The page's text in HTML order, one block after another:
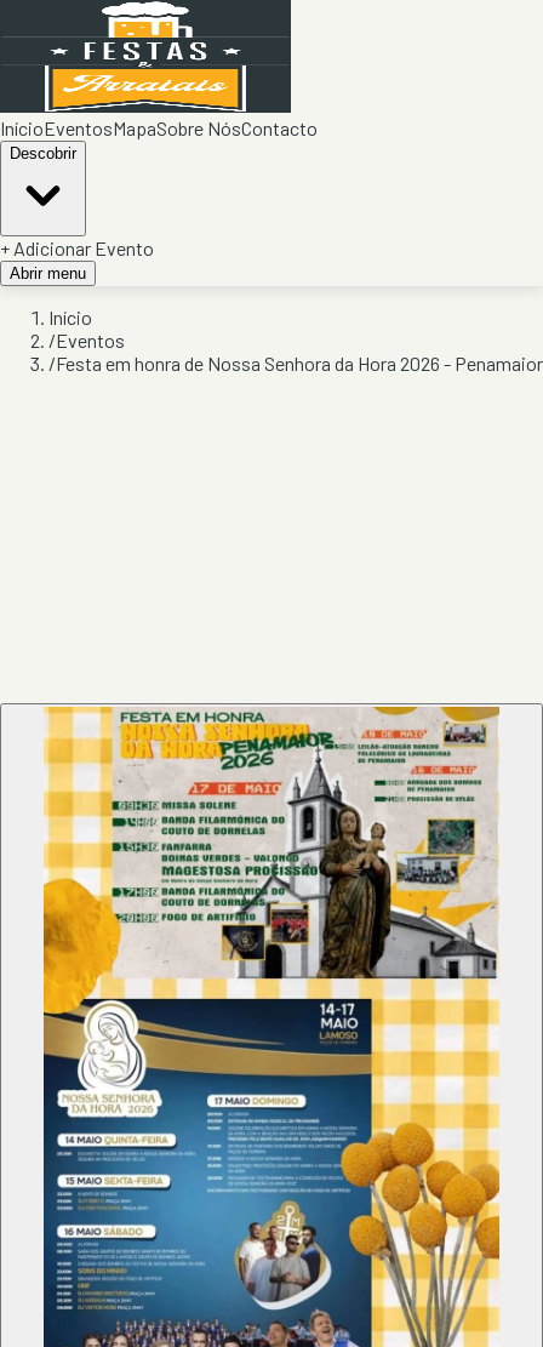
InícioEventosMapaSobre NósContacto
Descobrir
+ Adicionar Evento
Abrir menu
Início
/Eventos
/Festa em honra de Nossa Senhora da Hora 2026 - Penamaior